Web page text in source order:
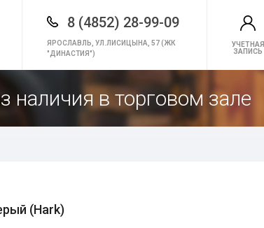
8 (4852) 28-99-09
ЯРОСЛАВЛЬ, УЛ.ЛИСИЦЫНА, 57 (ЖК
"ДИНАСТИЯ")
УЧЕТНАЯ
ЗАПИСЬ
наличия в торговом зале
(Hark)